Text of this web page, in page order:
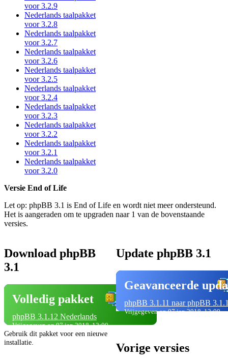
voor 3.2.9
Nederlands taalpakket
voor 3.2.8
Nederlands taalpakket
voor 3.2.7
Nederlands taalpakket
voor 3.2.6
Nederlands taalpakket
voor 3.2.5
Nederlands taalpakket
voor 3.2.4
Nederlands taalpakket
voor 3.2.3
Nederlands taalpakket
voor 3.2.2
Nederlands taalpakket
voor 3.2.1
Nederlands taalpakket
voor 3.2.0
Versie End of Life
Let op: phpBB 3.1 is End of Life en wordt niet meer ondersteund.
Het is aangeraden om te upgraden naar 1 van de bovenstaande
versies.
Download phpBB
3.1
Volledig pakket
phpBB 3.1.12 Nederlands
Vrijgegeven op 07 jan 2018, 12:00
Gebruik dit pakket voor een nieuwe
installatie.
Update phpBB 3.1
Geavanceerde
phpBB 3.1.11 naar phpBB
Vrijgegeven op 07 jan 2018, 12:00
Vorige versies